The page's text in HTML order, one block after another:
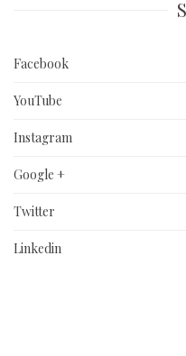
Facebook
YouTube
Instagram
Google +
Twitter
Linkedin